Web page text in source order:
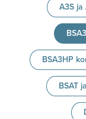
A3S
BSA3HP
BSAT